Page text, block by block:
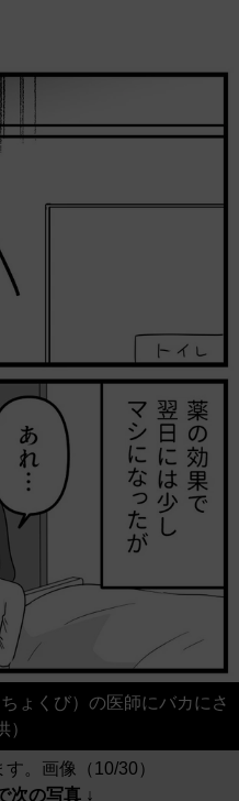
ょくび）の医師にバカにさ
。画像（10/30）
次の写真 ↓